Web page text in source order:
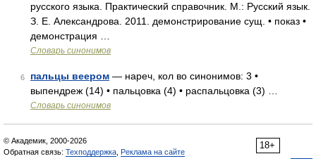
русского языка. Практический справочник. М.: Русский язык.
З. Е. Александрова. 2011. демонстрирование сущ. • показ •
демонстрация …
Словарь синонимов
6 пальцы веером — нареч, кол во синонимов: 3 •
выпендреж (14) • пальцовка (4) • распальцовка (3) …
Словарь синонимов
18+
© Академик, 2000-2026
Обратная связь: Техподдержка Реклама на сайте